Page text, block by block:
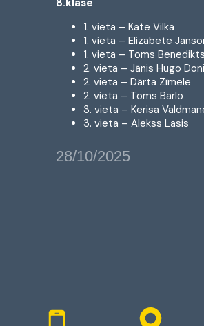
8.klase
1. vieta – Kate Vilka
1. vieta – Elizabete
1. vieta – Toms
2. vieta – Jānis Hugo
2. vieta – Dārta Zīmele
2. vieta – Toms Barlo
3. vieta – Kerisa
3. vieta – Alekss Lasis
28/10/2025